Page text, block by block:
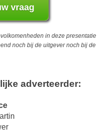
in deze presentatie
noch bij de uitgever noch bij de
adverteerder: